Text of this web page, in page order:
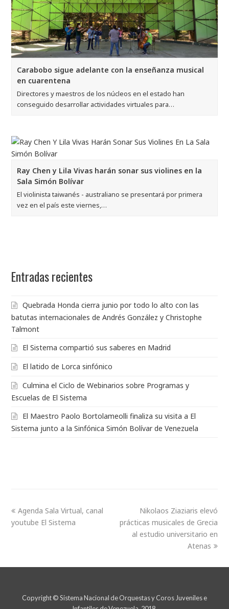
Carabobo sigue adelante con la enseñanza musical
en cuarentena
Directores y maestros de los núcleos en el estado han
conseguido desarrollar actividades virtuales para…
Ray Chen y Lila Vivas harán sonar sus violines en la
Sala Simón Bolívar
El violinista taiwanés - australiano se presentará por primera
vez en el país este viernes,…
Entradas recientes
Quebrada Honda cierra junio por todo lo alto con las
batutas internacionales de Andrés González y Christophe
Talmont
El Sistema compartió sus saberes en Madrid
El latido de Lorca sinfónico
Culmina el Ciclo de Webinarios sobre Programas y
Escuelas de El Sistema
El Maestro Paolo Bortolameolli finaliza su visita a El
Sistema junto a la Sinfónica Simón Bolívar de Venezuela
Agenda Sala Virtual, canal
youtube El Sistema
Nikolaos Ziaziaris elevó
prácticas musicales de Grecia
al estudio universitario en
Atenas
Copyright © Sistema Nacional de Orquestas y Coros Juveniles e